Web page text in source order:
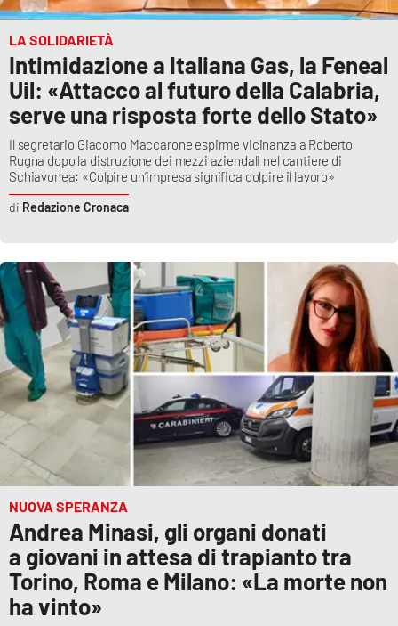
LA SOLIDARIETÀ
Intimidazione a Italiana Gas, la Feneal
Uil: «Attacco al futuro della Calabria,
serve una risposta forte dello Stato»
Il segretario Giacomo Maccarone espirme vicinanza a Roberto
Rugna dopo la distruzione dei mezzi aziendali nel cantiere di
Schiavonea: «Colpire un’impresa significa colpire il lavoro»
Redazione Cronaca
NUOVA SPERANZA
Andrea Minasi, gli organi donati
a giovani in attesa di trapianto tra
Torino, Roma e Milano: «La morte non
ha vinto»